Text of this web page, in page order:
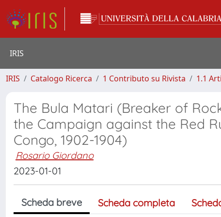
IRIS
IRIS Catalogo Ricerca 1 Contributo su Rivista 1.1
The Bula Matari (Breaker of
the Campaign against the Red
Congo, 1902-1904)
Rosario Giordano
2023-01-01
Scheda breve Scheda completa